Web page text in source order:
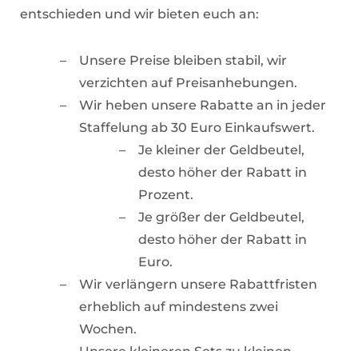
entschieden und wir bieten euch an:
Unsere Preise bleiben stabil, wir
verzichten auf Preisanhebungen.
Wir heben unsere Rabatte an in jeder
Staffelung ab 30 Euro Einkaufswert.
Je kleiner der Geldbeutel,
desto höher der Rabatt in
Prozent.
Je größer der Geldbeutel,
desto höher der Rabatt in
Euro.
Wir verlängern unsere Rabattfristen
erheblich auf mindestens zwei
Wochen.